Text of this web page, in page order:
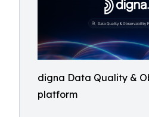
digna Data Quality &
platform